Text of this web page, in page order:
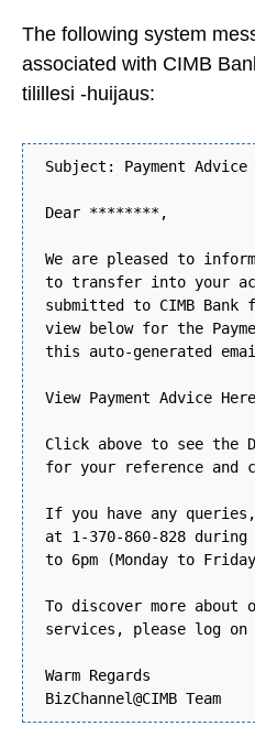
The following system
associated with CIMB
tilillesi -huijaus:
Subject: Payment
Dear ********,
We are pleased to
to transfer into your
submitted to CIMB
view below for the
this auto-generated
View Payment Advice Here
Click above to see the
for your reference and
If you have any
at 1-370-860-828
to 6pm (Monday to
To discover more about
services, please log
Warm Regards
BizChannel@CIMB Team